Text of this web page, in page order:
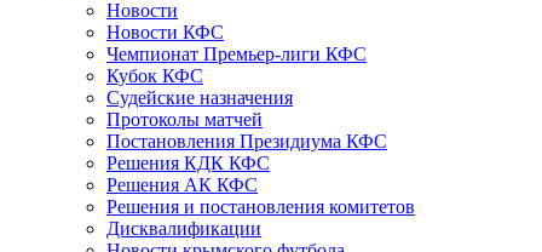
Новости
Новости КФС
Чемпионат Премьер-лиги КФС
Кубок КФС
Судейские назначения
Протоколы матчей
Постановления Президиума КФС
Решения КДК КФС
Решения АК КФС
Решения и постановления комитетов
Дисквалификации